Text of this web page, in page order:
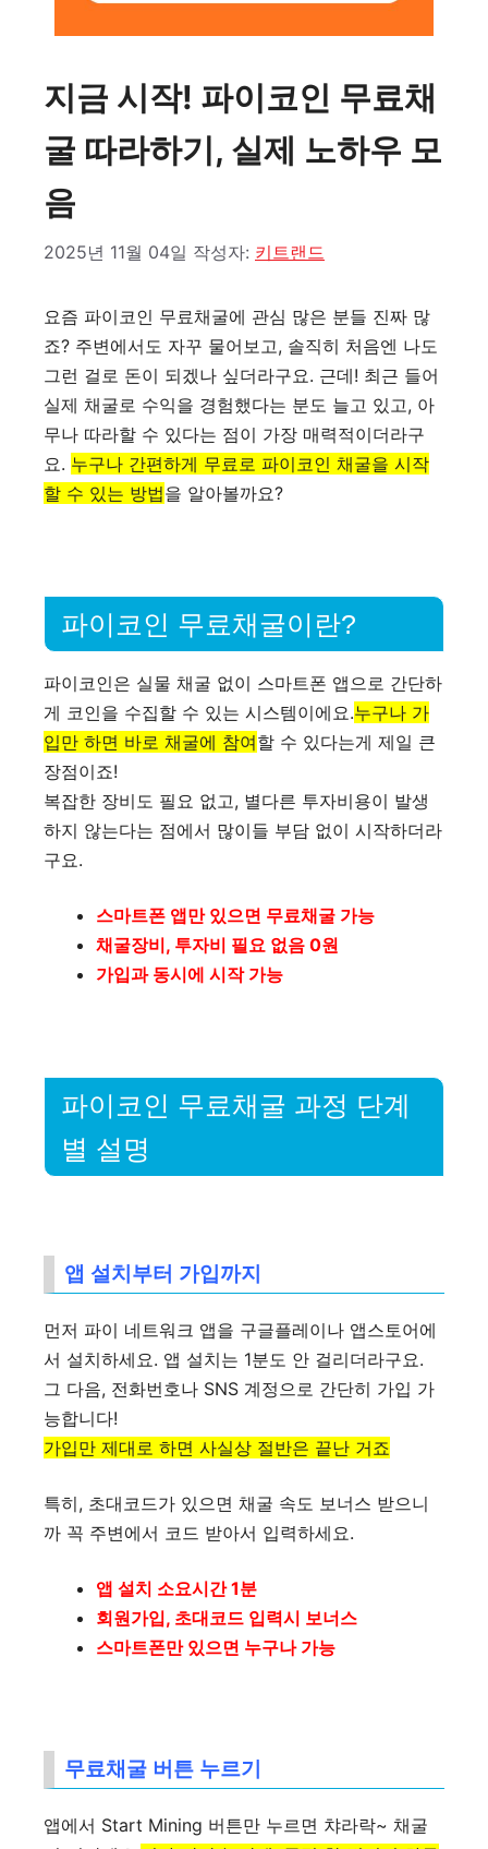
지금 시작! 파이코인 무료채
굴 따라하기, 실제 노하우 모
음
2025년 11월 04일 작성자: 키트랜드
요즘 파이코인 무료채굴에 관심 많은 분들 진짜 많
죠? 주변에서도 자꾸 물어보고, 솔직히 처음엔 나도
그런 걸로 돈이 되겠나 싶더라구요. 근데! 최근 들어
실제 채굴로 수익을 경험했다는 분도 늘고 있고, 아
무나 따라할 수 있다는 점이 가장 매력적이더라구
요. 누구나 간편하게 무료로 파이코인 채굴을 시작
할 수 있는 방법을 알아볼까요?
파이코인 무료채굴이란?
파이코인은 실물 채굴 없이 스마트폰 앱으로 간단하
게 코인을 수집할 수 있는 시스템이에요.누구나 가
입만 하면 바로 채굴에 참여할 수 있다는게 제일 큰
장점이죠!
복잡한 장비도 필요 없고, 별다른 투자비용이 발생
하지 않는다는 점에서 많이들 부담 없이 시작하더라
구요.
스마트폰 앱만 있으면 무료채굴 가능
채굴장비, 투자비 필요 없음 0원
가입과 동시에 시작 가능
파이코인 무료채굴 과정 단계
별 설명
앱 설치부터 가입까지
먼저 파이 네트워크 앱을 구글플레이나 앱스토어에
서 설치하세요. 앱 설치는 1분도 안 걸리더라구요.
그 다음, 전화번호나 SNS 계정으로 간단히 가입 가
능합니다!
가입만 제대로 하면 사실상 절반은 끝난 거죠
특히, 초대코드가 있으면 채굴 속도 보너스 받으니
까 꼭 주변에서 코드 받아서 입력하세요.
앱 설치 소요시간 1분
회원가입, 초대코드 입력시 보너스
스마트폰만 있으면 누구나 가능
무료채굴 버튼 누르기
앱에서 Start Mining 버튼만 누르면 챠라락~ 채굴